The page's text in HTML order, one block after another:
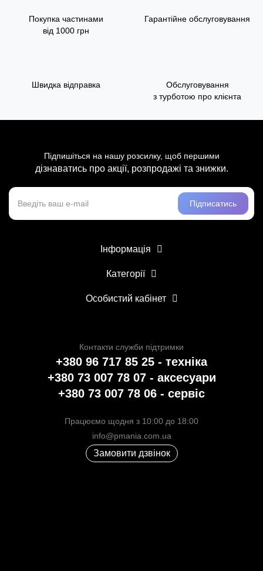
Покупка частинами
від 1000 грн
Гарантійне обслуговування
Швидка відправка
Обслуговування
з турботою про клієнта
Підпишіться на нашу розсилку, щоб першими
дізнаватись про акції, розпродажі та знижки.
Підписатись
Інформація
Категорії
Особистий кабінет
Контакти служби підтримки
+380 96 717 85 25 - техніка
+380 73 007 78 07 - аксесуари
+380 73 007 78 06 - сервіс
Працюємо щодня з 10:00 до 18:00
info@pmania.com.ua
Замовити дзвінок